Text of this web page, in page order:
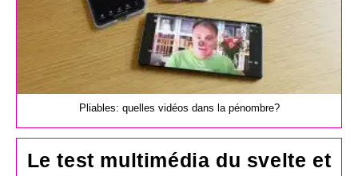
Pliables: quelles vidéos dans la pénombre?
Le test multimédia du svelte et